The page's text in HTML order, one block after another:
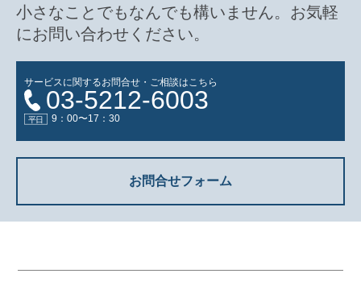
小さなことでもなんでも構いません。お気軽
にお問い合わせください。
サービスに関するお問合せ・ご相談はこちら
03-5212-6003
9：00〜17：30
お問合せフォーム